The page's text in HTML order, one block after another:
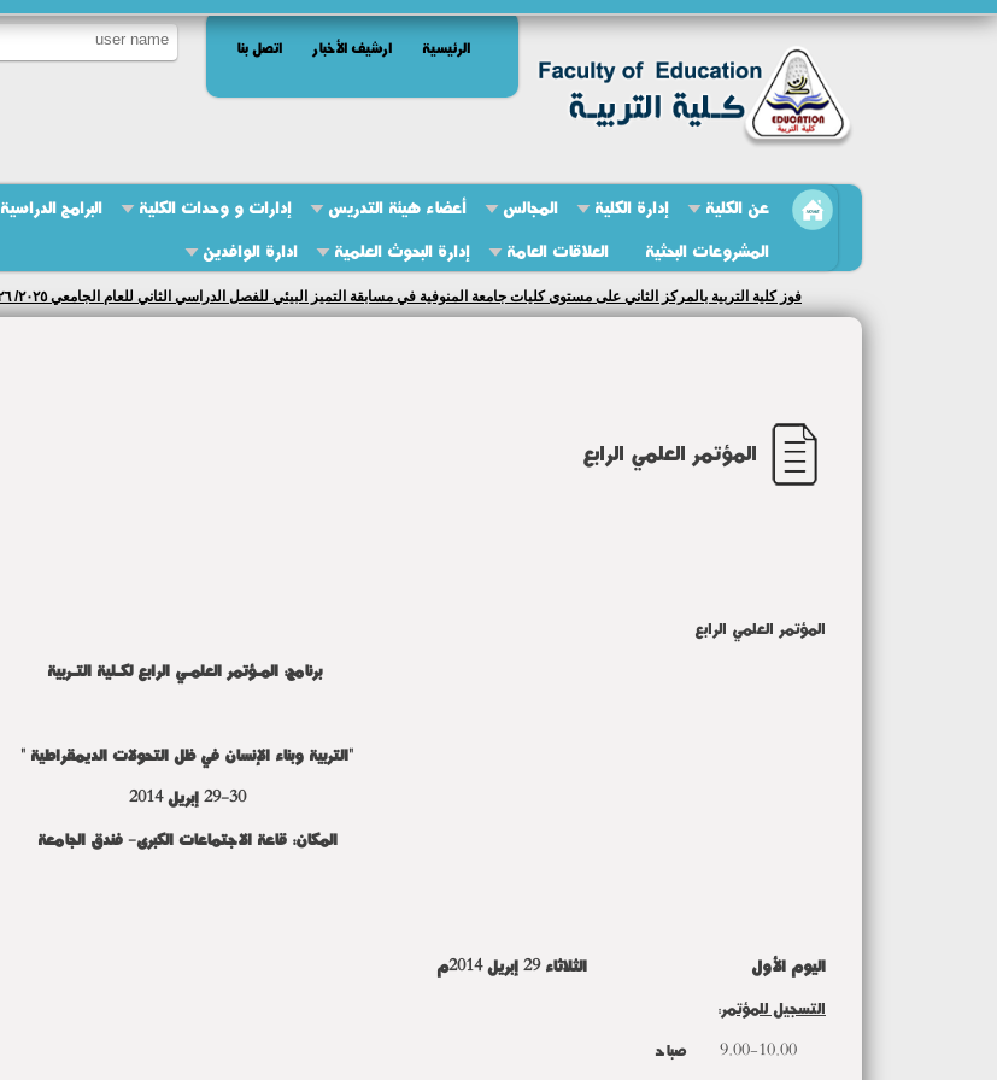
الرئيسية ارشيف الأخبار اتصل بنا
عن الكلية إدارة الكلية المجالس أعضاء هيئة التدريس إدارات و وحدات الكلية البرامج الدراسية
المشروعات البحثية
العلاقات العامة إدارة البحوث العلمية ادارة الوافدين
فوز كلية التربية بالمركز الثاني على مستوى كليات جامعة المنوفية في مسابقة التميز البيئي للفصل الدراسي الثاني للعام الجامعي ٢٠٢٥/ ٢٠٢٦ م
المؤتمر العلمي الرابع
المؤتمر العلمي الرابع
برنامج: المـؤتمر العلمـي الرابع لكـلية التـربية
"التربية وبناء الإنسان في ظل التحولات الديمقراطية "
29-30 إبريل 2014
المكان: قاعة الاجتماعات الكبرى- فندق الجامعة
اليوم الأول الثلاثاء 29 إبريل 2014م
التسجيل للمؤتمر: